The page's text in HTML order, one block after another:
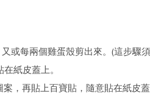
或每兩個雞蛋殼剪出來。(這步驟
紙皮蓋上。
，再貼上百寶貼，隨意貼在紙皮蓋